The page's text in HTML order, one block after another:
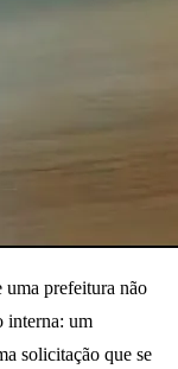
uma prefeitura não
interna: um
solicitação que se